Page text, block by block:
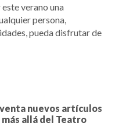
verano una
persona,
pueda disfrutar de
nuevos artículos
allá del Teatro